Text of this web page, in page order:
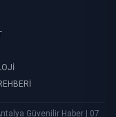
Güvenilir Haber | 07